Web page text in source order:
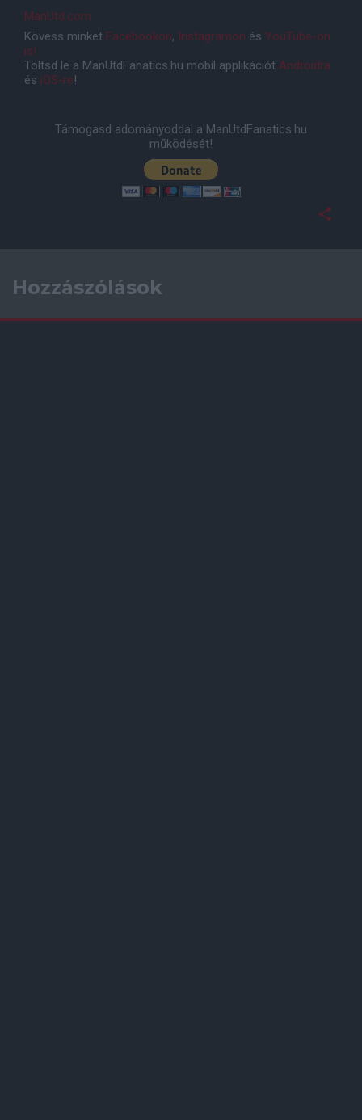
ManUtd.com
Kövess minket Facebookon, Instagramon és YouTube-on
is!
Töltsd le a ManUtdFanatics.hu mobil applikációt Androidra
és iOS-re!
Támogasd adományoddal a ManUtdFanatics.hu
működését!
Hozzászólások